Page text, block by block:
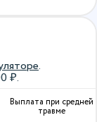
.
₽.
Выплата при средней
травме